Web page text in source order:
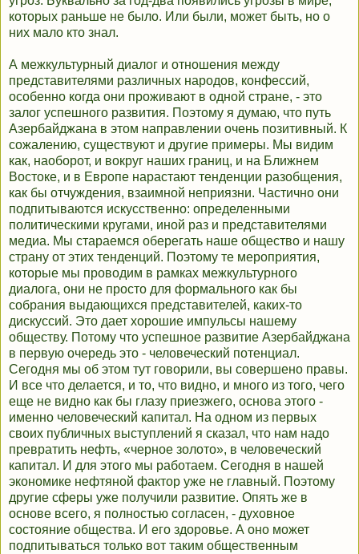
которых раньше не было. Или были, может быть, но о
них мало кто знал.
А межкультурный диалог и отношения между
представителями различных народов, конфессий,
особенно когда они проживают в одной стране, - это
залог успешного развития. Поэтому я думаю, что путь
Азербайджана в этом направлении очень позитивный. К
сожалению, существуют и другие примеры. Мы видим
как, наоборот, и вокруг наших границ, и на Ближнем
Востоке, и в Европе нарастают тенденции разобщения,
как бы отчуждения, взаимной неприязни. Частично они
подпитываются искусственно: определенными
политическими кругами, иной раз и представителями
медиа. Мы стараемся оберегать наше общество и нашу
страну от этих тенденций. Поэтому те мероприятия,
которые мы проводим в рамках межкультурного
диалога, они не просто для формального как бы
собрания выдающихся представителей, каких-то
дискуссий. Это дает хорошие импульсы нашему
обществу. Потому что успешное развитие Азербайджана
в первую очередь это - человеческий потенциал.
Сегодня мы об этом тут говорили, вы совершено правы.
И все что делается, и то, что видно, и много из того, чего
еще не видно как бы глазу приезжего, основа этого -
именно человеческий капитал. На одном из первых
своих публичных выступлений я сказал, что нам надо
превратить нефть, «черное золото», в человеческий
капитал. И для этого мы работаем. Сегодня в нашей
экономике нефтяной фактор уже не главный. Поэтому
другие сферы уже получили развитие. Опять же в
основе всего, я полностью согласен, - духовное
состояние общества. И его здоровье. А оно может
подпитываться только вот таким общественным